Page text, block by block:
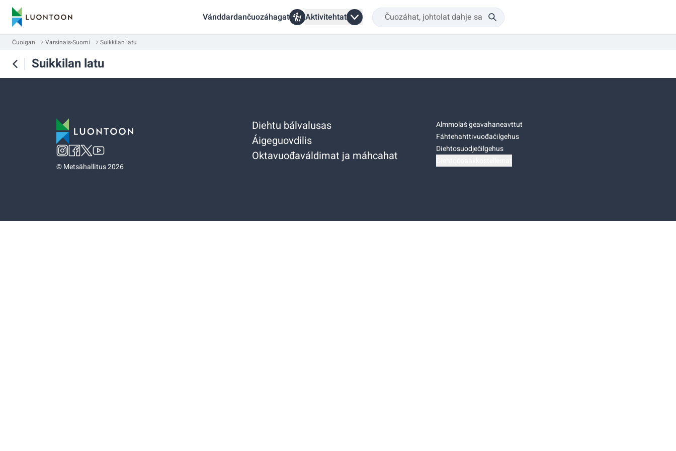
Vánddardančuozáhagat Aktivitehtat
Čuoigan Varsinais-Suomi Suikkilan latu
Suikkilan latu
©Metsähallitus 2026
Diehtu bálvalusas
Áigeguovdilis
Oktavuođaváldimat ja máhcahat
Almmolaš geavahaneavttut
Fáhtehahttivuođačilgehus
Diehtosuodječilgehus